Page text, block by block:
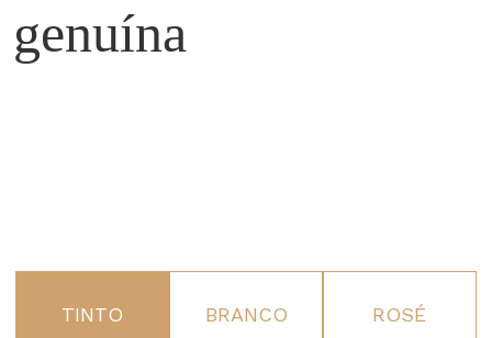
genuína
TINTO BRANCO ROSÉ